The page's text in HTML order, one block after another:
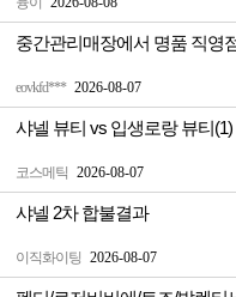
eovkfd*** 2026-08-07
중간관리매장에서 명품 직영
코스메틱 2026-08-07
샤넬 뷰티 vs 입생로랑 뷰티(1)
이직화이팅 2026-08-07
샤넬 2차 합불결과